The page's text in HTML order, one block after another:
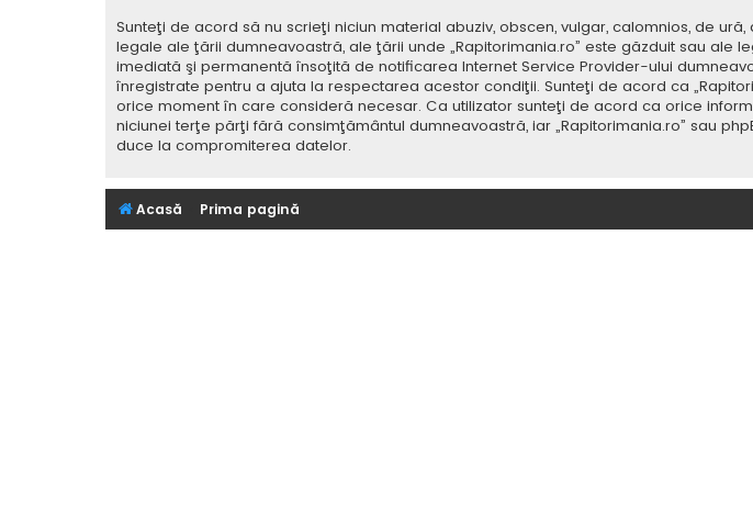
Sunteţi de acord să nu scrieţi niciun material abuziv, obscen, vulgar, calomnios, de
legale ale ţării dumneavoastră, ale ţării unde „Rapitorimania.ro” este găzduit sau
imediată şi permanentă însoţită de notificarea Internet Service Provider-ului
înregistrate pentru a ajuta la respectarea acestor condiţii. Sunteţi de acord ca
orice moment în care consideră necesar. Ca utilizator sunteţi de acord ca orice
niciunei terţe părţi fără consimţământul dumneavoastră, iar „Rapitorimania.ro” sau
duce la compromiterea datelor.
Acasă Prima pagină